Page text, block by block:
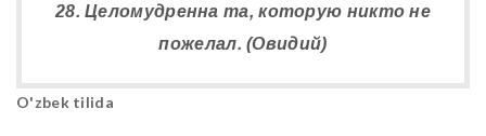
28. Целомудренна та, которую никто не
пожелал. (Овидий)
O'zbek tilida